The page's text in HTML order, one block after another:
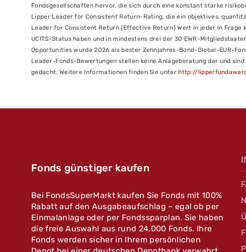
Fondsgesellschaften hervor, die sich durch eine konstant starke
Lipper Leader for Consistent Return-Rating, die ein objektives,
Leader for Consistent Return (Effective Return) Wert in jeder in Frage
UCITS-Status haben und in mindestens drei der 30 EWR-
Opportunities wurde 2026 als bester Zehnjahres-Bond-Global-EUR-
Leader-Fonds-Bewertungen stellen keine Anlageberatung dar und
gedacht. Weitere Informationen finden Sie unter http://
Fonds günstiger kaufen
Bei FondsSuperMarkt kaufen Sie Fonds mit 100%
Rabatt auf den Ausgabeaufschlag – egal ob per
Einmalanlage oder per Fondssparplan. Sie haben
die freie Auswahl aus rund 24.000 Fonds. Ihre
Fonds werden sicher in Ihrem persönlichen